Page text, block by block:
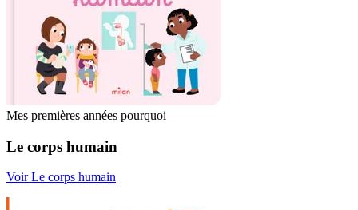
Mes premières années pourquoi
Le corps humain
Voir Le corps humain